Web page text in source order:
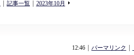
記事一覧 2023年10月
12:46 パーマリンク